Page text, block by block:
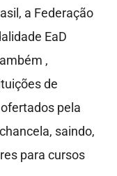
a Federação
EaD
,
de
pela
saindo,
para cursos